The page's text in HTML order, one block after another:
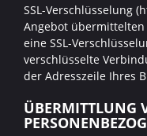
SSL-Verschlüsselung
Angebot
eine SSL-
verschlüsselte
der Adresszeile Ihres
ÜBERMITTLUNG